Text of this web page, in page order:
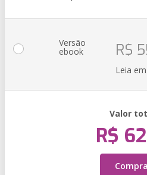
Versão
ebook R$
Leia
Valor
R$